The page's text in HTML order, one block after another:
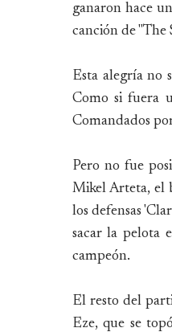
ganaron hace
canción de "The
Esta alegría no
Como si fuera
Comandados
Pero no fue
Mikel Arteta, el
los defensas
sacar la pelota
campeón.
El resto del
Eze, que se